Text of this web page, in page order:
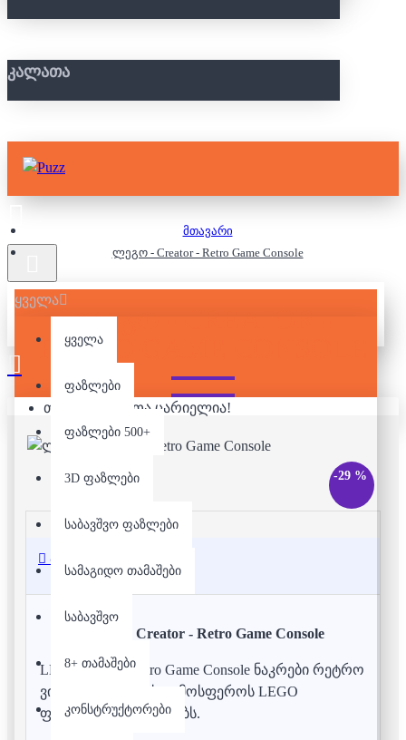
ᲙᲐᲚᲐᲗᲐ
ყველა
ყველა
ფაზლები
ფაზლები 500+
3D ფაზლები
საბავშვო ფაზლები
სამაგიდო თამაშები
საბავშვო
8+ თამაშები
კონსტრუქტორები
თქვენი კალათა ცარიელია!
მთავარი
ლეგო - Creator - Retro Game Console
ᲚᲔᲒᲝ - CREATOR -
RETRO GAME CONSOLE
-29 %
აღწერა
ლეგო - Creator - Retro Game Console
LEGO Creator Retro Game Console ნაკრები რეტრო
ვიდეო თამაშების ატმოსფეროს LEGO
ფორმატში აცოცხლებს.